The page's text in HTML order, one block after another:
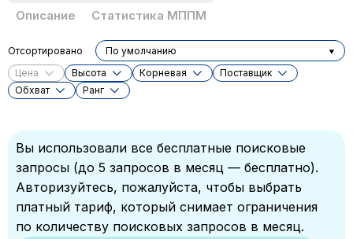
Описание
Статистика МППМ
Цена Высота Корневая
Поставщик
Обхват
Ранг
Отсортировано По умолчанию
Вы использовали все бесплатные поисковые
запросы (до 5 запросов в месяц — бесплатно).
Авторизуйтесь, пожалуйста, чтобы выбрать
платный тариф, который снимает ограничения
по количеству поисковых запросов в месяц.